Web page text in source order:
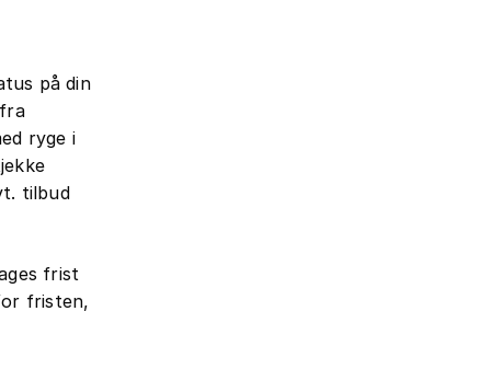
på din
ryge i
tilbud
frist
fristen,